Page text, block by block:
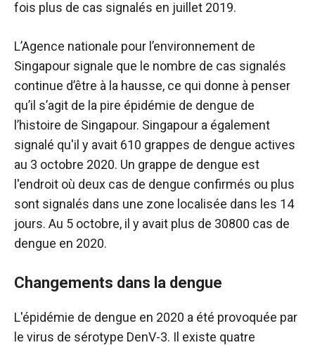
fois plus de cas signalés en juillet 2019.
L’Agence nationale pour l’environnement de
Singapour signale que le nombre de cas signalés
continue d’être à la hausse, ce qui donne à penser
qu’il s’agit de la pire épidémie de dengue de
l’histoire de Singapour. Singapour a également
signalé qu'il y avait 610 grappes de dengue actives
au 3 octobre 2020. Un grappe de dengue est
l'endroit où deux cas de dengue confirmés ou plus
sont signalés dans une zone localisée dans les 14
jours. Au 5 octobre, il y avait plus de 30800 cas de
dengue en 2020.
Changements dans la dengue
L'épidémie de dengue en 2020 a été provoquée par
le virus de sérotype DenV-3. Il existe quatre